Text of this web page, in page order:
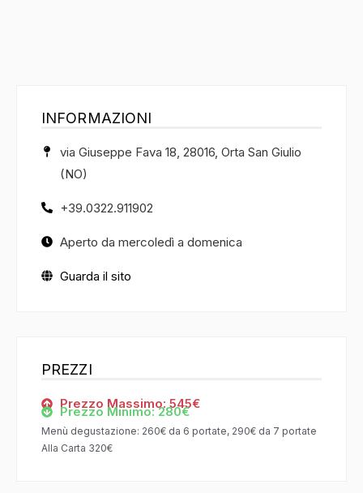
INFORMAZIONI
via Giuseppe Fava 18, 28016, Orta San Giulio
(NO)
+39.0322.911902
Aperto da mercoledì a domenica
Guarda il sito
PREZZI
Prezzo Massimo: 545€
Prezzo Minimo: 280€
Menù degustazione: 260€ da 6 portate, 290€ da 7 portate
Alla Carta 320€